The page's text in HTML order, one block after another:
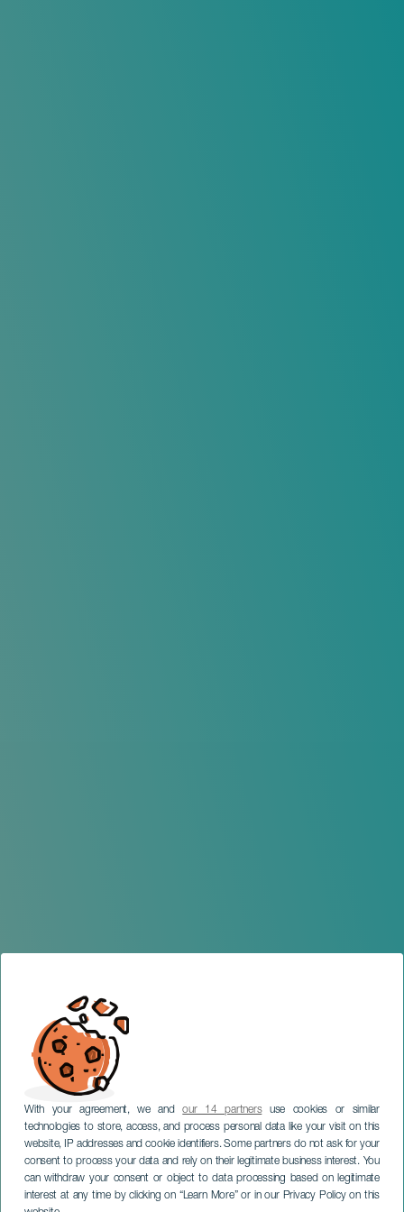
With your agreement, we andour 14 partnersuse cookies or similar
technologies to store, access, and process personal data like your visit on this
website, IP addresses and cookie identifiers. Some partners do not ask for your
consent to process your data and rely on their legitimate business interest. You
can withdraw your consent or object to data processing based on legitimate
interest at any time by clicking on “Learn More” or in our Privacy Policy on this
TENERIFE